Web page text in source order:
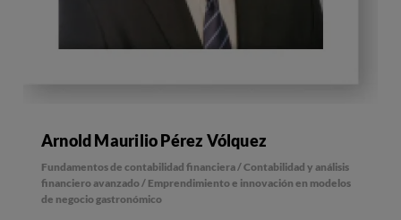
Arnold Maurilio Pérez Vólquez
Fundamentos de contabilidad financiera / Contabilidad y análisis
financiero avanzado / Emprendimiento e innovación en modelos
de negocio gastronómico